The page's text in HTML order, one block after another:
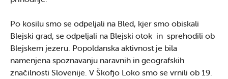
Po kosilu smo se odpeljali na Bled, kjer smo obiskali
Blejski grad, se odpeljali na Blejski otok in sprehodili ob
Blejskem jezeru. Popoldanska aktivnost je bila
namenjena spoznavanju naravnih in geografskih
značilnosti Slovenije. V Škofjo Loko smo se vrnili ob 19.